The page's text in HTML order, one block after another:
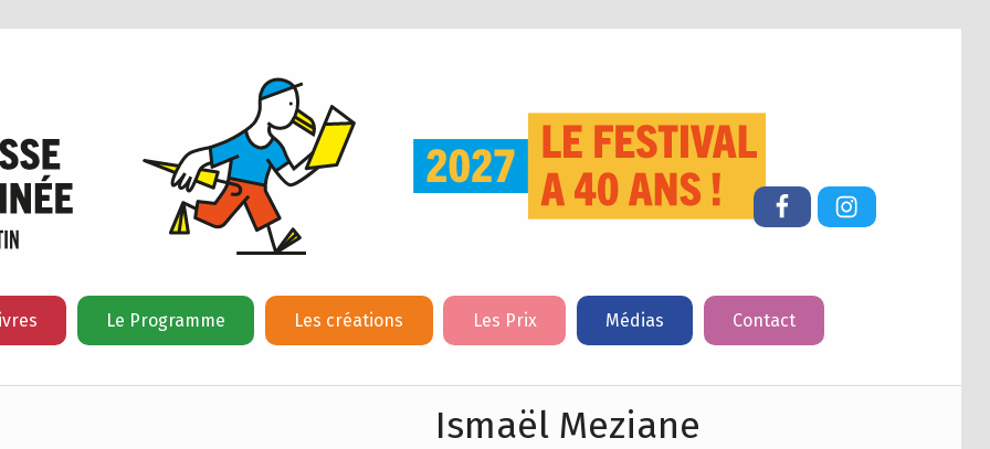
Le Programme Les créations Les Prix Médias Contact
FacebookInstagram
Ismaël Meziane